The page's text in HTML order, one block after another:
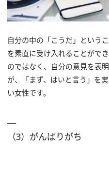
自分の中の「こうだ」という
を素直に受け入れることがで
のではなく、自分の意見を表
が、「まず、はいと言う」を
い女性です。
（3）がんばりがち